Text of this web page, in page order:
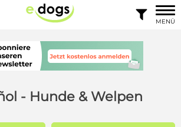

MENÜ
- Hunde & Welpen